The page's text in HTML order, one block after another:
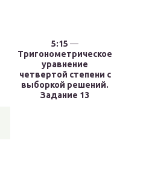
5:15 —
Тригонометрическое
уравнение
четвертой степени с
выборкой решений.
Задание 13